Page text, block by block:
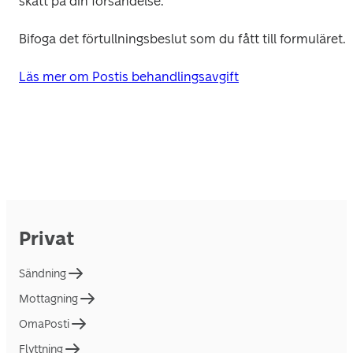
Bifoga det förtullningsbeslut som du fått till formuläret.
Läs mer om Postis behandlingsavgift
Privat
Sändning
Mottagning
OmaPosti
Flyttning